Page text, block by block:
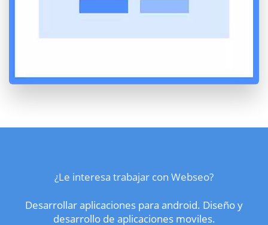
¿Le interesa trabajar con Webseo?
Desarrollar aplicaciones para android. Diseño y
desarrollo de aplicaciones moviles.